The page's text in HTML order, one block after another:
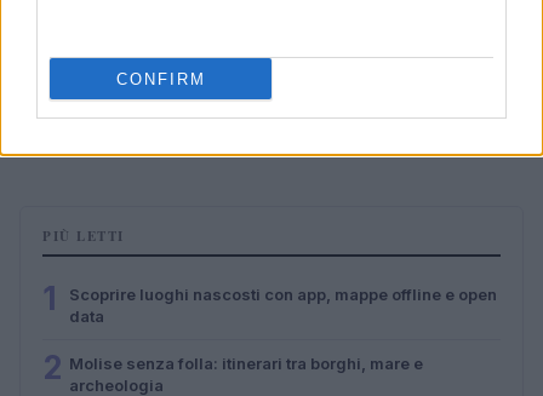
CONFIRM
Dove è stata girata Sterling Point – L’isola dei segreti:
PIÙ LETTI
1
Scoprire luoghi nascosti con app, mappe offline e open
data
2 Molise senza folla: itinerari tra borghi, mare e
archeologia